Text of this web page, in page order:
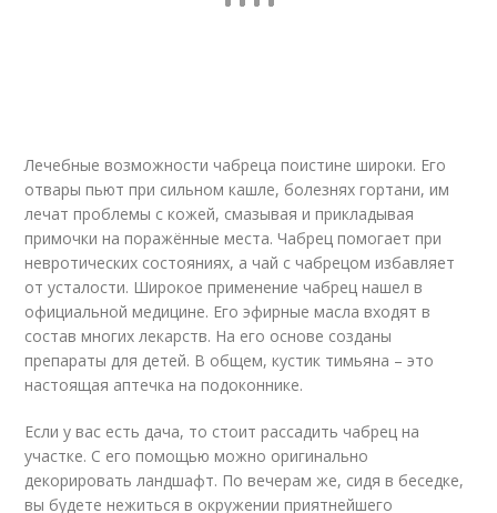
Лечебные возможности чабреца поистине широки. Его
отвары пьют при сильном кашле, болезнях гортани, им
лечат проблемы с кожей, смазывая и прикладывая
примочки на поражённые места. Чабрец помогает при
невротических состояниях, а чай с чабрецом избавляет
от усталости. Широкое применение чабрец нашел в
официальной медицине. Его эфирные масла входят в
состав многих лекарств. На его основе созданы
препараты для детей. В общем, кустик тимьяна – это
настоящая аптечка на подоконнике.
Если у вас есть дача, то стоит рассадить чабрец на
участке. С его помощью можно оригинально
декорировать ландшафт. По вечерам же, сидя в беседке,
вы будете нежиться в окружении приятнейшего